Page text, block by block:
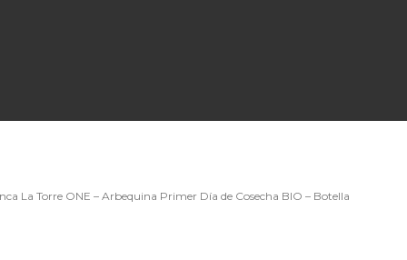
La Torre ONE – Arbequina Primer Día de Cosecha BIO – Botella